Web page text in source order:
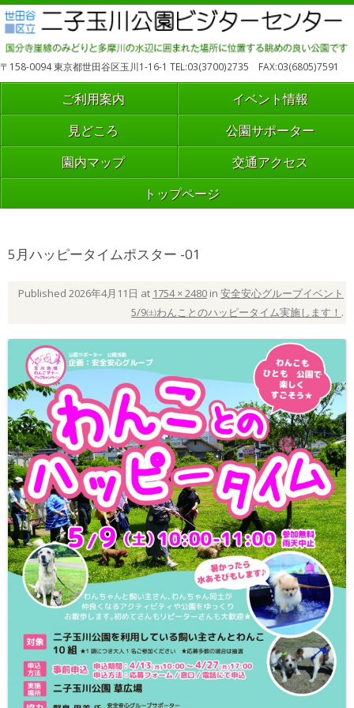
〒158-0094 東京都世田谷区玉川1-16-1 TEL:03(3700)2735 FAX:03(6805)7591
ご利用案内 イベント情報
見どころ 公園サポーター
園内マップ 交通アクセス
トップページ
5月ハッピータイムポスター -01
Published 2026年4月11日 at 1754 × 2480 in 安全安心グループイベント
5/9㈯わんことのハッピータイム実施します！ .